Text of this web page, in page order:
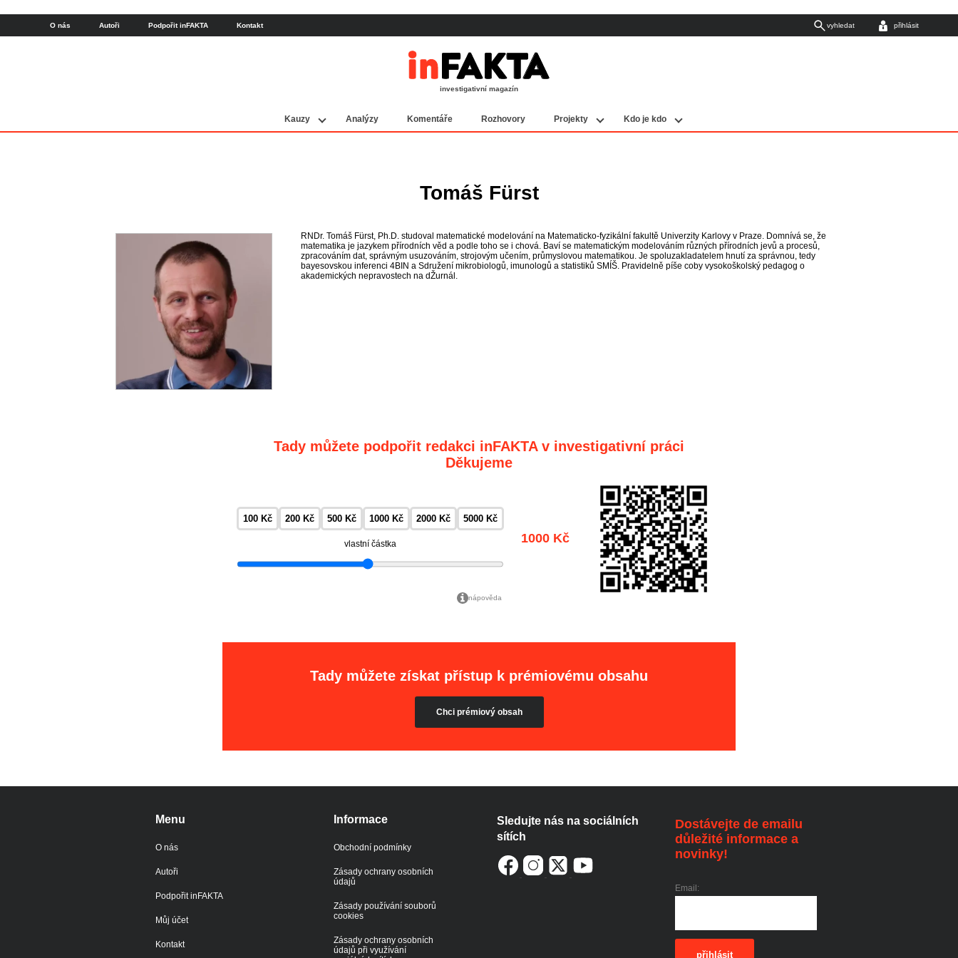
Tomáš Fürst
RNDr. Tomáš Fürst, Ph.D. studoval matematické modelování na Matematicko-fyzikální fakultě Univerzity Karlovy v Praze. Domnívá se, že
matematika je jazykem přírodních věd a podle toho se i chová. Baví se matematickým modelováním různých přírodních jevů a procesů,
zpracováním dat, správným usuzováním, strojovým učením, průmyslovou matematikou. Je spoluzakladatelem hnutí za správnou, tedy
bayesovskou inferenci 4BIN a Sdružení mikrobiologů, imunologů a statistiků SMÍŠ. Pravidelně píše coby vysokoškolský pedagog o
akademických nepravostech na dŽurnál.
investigativní magazín
Kauzy Analýzy Komentáře Rozhovory Projekty Kdo je kdo
O nás Autoři Podpořit inFAKTA Kontakt vyhledat přihlásit
Tady můžete podpořit redakci inFAKTA v investigativní práci
Děkujeme
100 Kč 200 Kč 500 Kč 1000 Kč 2000 Kč 5000 Kč
vlastní částka 1000 Kč
nápověda
Tady můžete získat přístup k prémiovému obsahu
Chci prémiový obsah
Menu
O nás
Autoři
Podpořit inFAKTA
Můj účet
Kontakt
Informace
Obchodní podmínky
Zásady ochrany osobních
údajů
Zásady používání souborů
cookies
Zásady ochrany osobních
údajů při využívání
Sledujte nás na sociálních
sítích
Dostávejte de emailu
důležité informace a
novinky!
Email:
přihlásit